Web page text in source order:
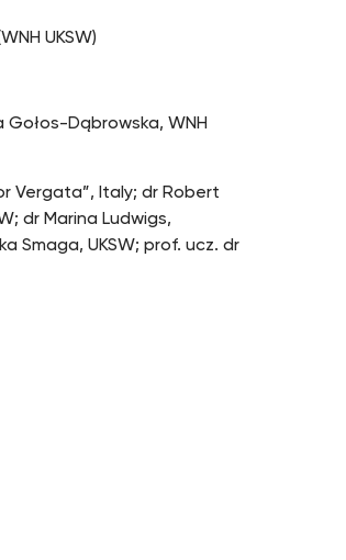
UKSW)
Gołos-Dąbrowska, WNH
Vergata”, Italy; dr Robert
dr Marina Ludwigs,
Smaga, UKSW; prof. ucz. dr